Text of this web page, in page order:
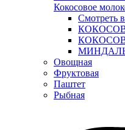
Кокосовое
Смотреть
Овощная
Фруктовая
Паштет
Рыбная